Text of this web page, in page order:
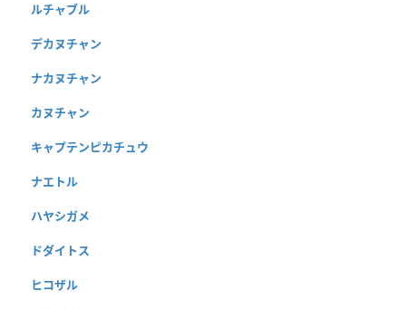
ルチャブル
デカヌチャン
ナカヌチャン
カヌチャン
キャプテンピカチュウ
ナエトル
ハヤシガメ
ドダイトス
ヒコザル